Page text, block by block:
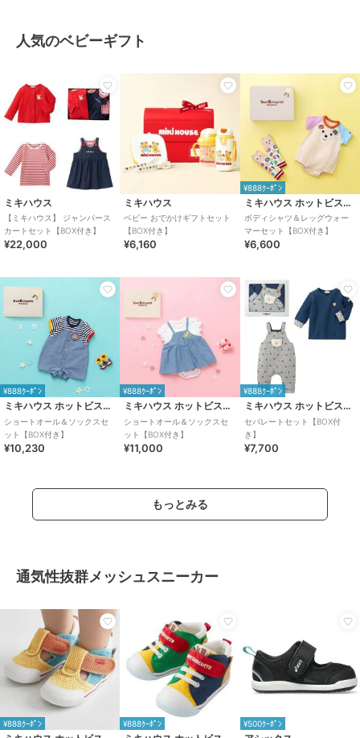
人気のベビーギフト
ミキハウス
【ミキハウス】 ジャンパース
カートセット【BOX付き】
¥22,000
ミキハウス
ベビー おでかけギフトセット
【BOX付き】
¥6,160
¥888ｸｰﾎﾟﾝ
ミキハウス ホットビスケッツ
ボディシャツ＆レッグウォー
マーセット【BOX付き】
¥6,600
¥888ｸｰﾎﾟﾝ
ミキハウス ホットビスケッツ
ショートオール＆ソックスセ
ット【BOX付き】
¥10,230
¥888ｸｰﾎﾟﾝ
ミキハウス ホットビスケッツ
ショートオール＆ソックスセ
ット【BOX付き】
¥11,000
¥888ｸｰﾎﾟﾝ
ミキハウス ホットビスケッツ
セパレートセット【BOX付
き】
¥7,700
もっとみる
通気性抜群メッシュスニーカー
¥888ｸｰﾎﾟﾝ ¥888ｸｰﾎﾟﾝ ¥500ｸｰﾎﾟﾝ